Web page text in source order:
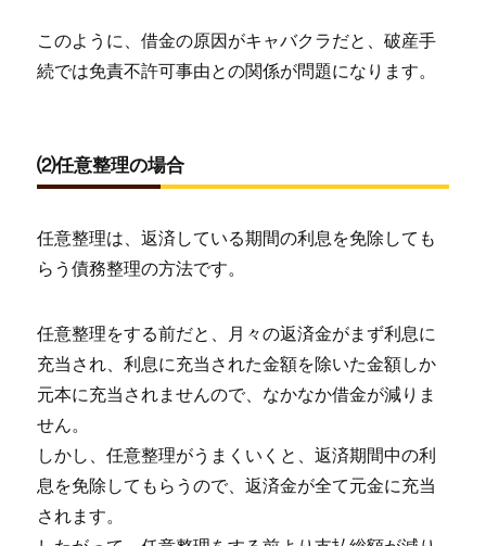
このように、借金の原因がキャバクラだと、破産手
続では免責不許可事由との関係が問題になります。
⑵任意整理の場合
任意整理は、返済している期間の利息を免除しても
らう債務整理の方法です。
任意整理をする前だと、月々の返済金がまず利息に
充当され、利息に充当された金額を除いた金額しか
元本に充当されませんので、なかなか借金が減りま
せん。
しかし、任意整理がうまくいくと、返済期間中の利
息を免除してもらうので、返済金が全て元金に充当
されます。